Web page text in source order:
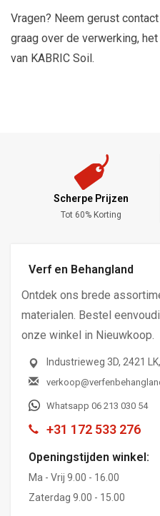
Vragen? Neem gerust
graag over de verwerking,
van KABRIC Soil.
Scherpe Prijzen
Tot 60% Korting
Verf en Behangland
Ontdek ons brede
materialen. Bestel
onze winkel in Nieuwkoop.
Industrieweg 3D, 2421
Whatsapp 06 213 030 54
+31 172 533 276
Openingstijden winkel:
Ma - Vrij 9.00 - 16.00
Zaterdag 9.00 - 15.00